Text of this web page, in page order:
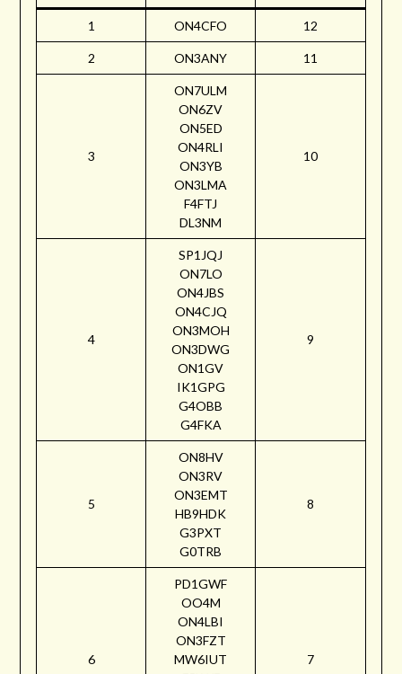
1 ON4CFO 12
2 ON3ANY 11
3
ON7ULM
ON6ZV
ON5ED
ON4RLI
ON3YB
ON3LMA
F4FTJ
DL3NM
10
4
SP1JQJ
ON7LO
ON4JBS
ON4CJQ
ON3MOH
ON3DWG
ON1GV
IK1GPG
G4OBB
G4FKA
9
5
ON8HV
ON3RV
ON3EMT
HB9HDK
G3PXT
G0TRB
8
6
PD1GWF
OO4M
ON4LBI
ON3FZT
MW6IUT
7